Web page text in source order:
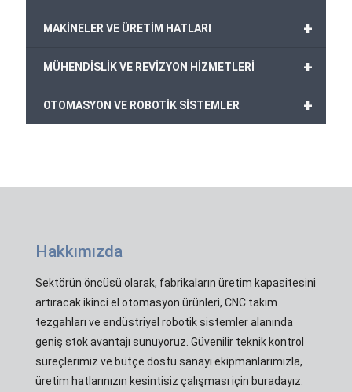
+
MAKİNELER VE ÜRETİM HATLARI
+
MÜHENDİSLİK VE REVİZYON HİZMETLERİ
+
OTOMASYON VE ROBOTİK SİSTEMLER
Hakkımızda
Sektörün öncüsü olarak, fabrikaların üretim kapasitesini
artıracak ikinci el otomasyon ürünleri, CNC takım
tezgahları ve endüstriyel robotik sistemler alanında
geniş stok avantajı sunuyoruz. Güvenilir teknik kontrol
süreçlerimiz ve bütçe dostu sanayi ekipmanlarımızla,
üretim hatlarınızın kesintisiz çalışması için buradayız.